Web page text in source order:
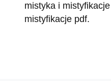
mistyka i
mistyfikacje pdf.